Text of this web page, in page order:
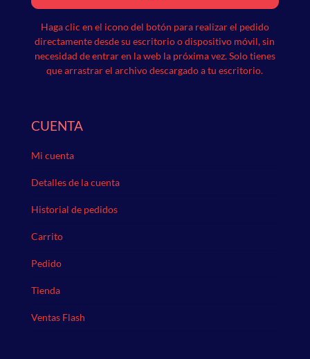
Haga clic en el icono del botón para realizar el pedido
directamente desde su escritorio o dispositivo móvil, sin
necesidad de entrar en la web la próxima vez.Solo tienes
que arrastrar el archivo descargado a tu escritorio.
CUENTA
Mi cuenta
Detalles de la cuenta
Historial de pedidos
Carrito
Pedido
Tienda
Ventas Flash